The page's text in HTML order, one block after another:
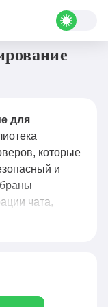
для
которые
и
чата,
для античита,